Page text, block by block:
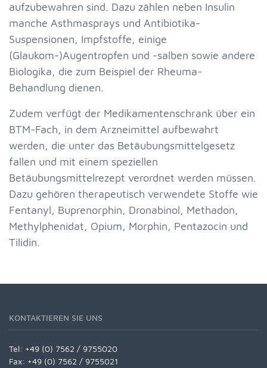
aufzubewahren sind. Dazu zählen neben Insulin
manche Asthmasprays und Antibiotika-
Suspensionen, Impfstoffe, einige
(Glaukom-)Augentropfen und -salben sowie andere
Biologika, die zum Beispiel der Rheuma-
Behandlung dienen.
Zudem verfügt der Medikamentenschrank über ein
BTM-Fach, in dem Arzneimittel aufbewahrt
werden, die unter das Betäubungsmittelgesetz
fallen und mit einem speziellen
Betäubungsmittelrezept verordnet werden müssen.
Dazu gehören therapeutisch verwendete Stoffe wie
Fentanyl, Buprenorphin, Dronabinol, Methadon,
Methylphenidat, Opium, Morphin, Pentazocin und
Tilidin.
KONTAKTIEREN SIE UNS
Tel: +49 (0) 7562 / 9755020
Fax: +49 (0) 7562 / 9755021